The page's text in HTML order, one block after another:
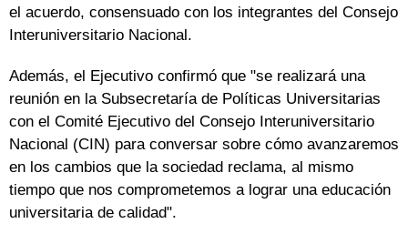
el acuerdo, consensuado con los integrantes del Consejo
Interuniversitario Nacional.
Además, el Ejecutivo confirmó que "se realizará una
reunión en la Subsecretaría de Políticas Universitarias
con el Comité Ejecutivo del Consejo Interuniversitario
Nacional (CIN) para conversar sobre cómo avanzaremos
en los cambios que la sociedad reclama, al mismo
tiempo que nos comprometemos a lograr una educación
universitaria de calidad".